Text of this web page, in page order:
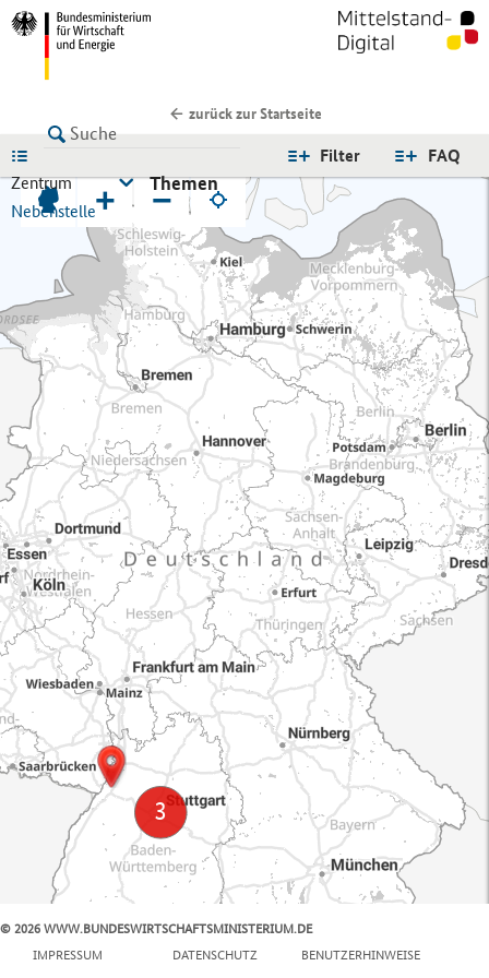
zurück zur Startseite
FAQ
Filter
Zentrum
Nebenstelle
Themen
+ −
© 2026 WWW.BUNDESWIRTSCHAFTSMINISTERIUM.DE
IMPRESSUM
DATENSCHUTZ BENUTZERHINWEISE